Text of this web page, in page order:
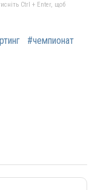
Ctrl + Enter, щоб
#чемпионат